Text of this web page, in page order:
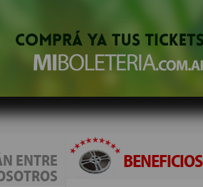
BENEFICIOS
ENTRE